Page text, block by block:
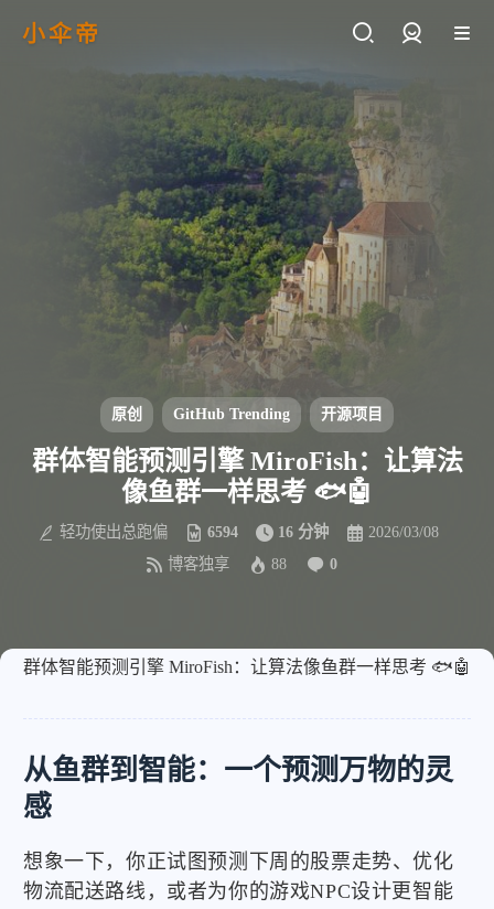
小伞帝
原创 GitHub Trending 开源项目
群体智能预测引擎 MiroFish：让算法
像鱼群一样思考 🐟🤖
轻功使出总跑偏 6594 16 分钟
2026/03/08
博客独享
88 0
群体智能预测引擎 MiroFish：让算法像鱼群一样思考 🐟🤖
从鱼群到智能：一个预测万物的灵
感
想象一下，你正试图预测下周的股票走势、优化
物流配送路线，或者为你的游戏NPC设计更智能